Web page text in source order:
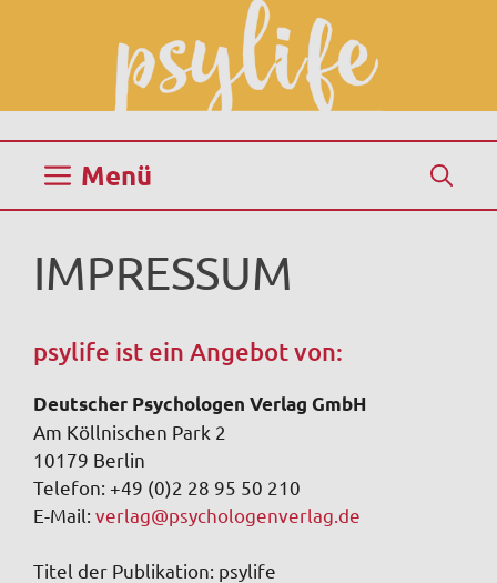
Menü
IMPRESSUM
psylife ist ein Angebot von:
Deutscher Psychologen Verlag GmbH
Am Köllnischen Park 2
10179 Berlin
Telefon: +49 (0)2 28 95 50 210
E-Mail: verlag@psychologenverlag.de
Titel der Publikation: psylife